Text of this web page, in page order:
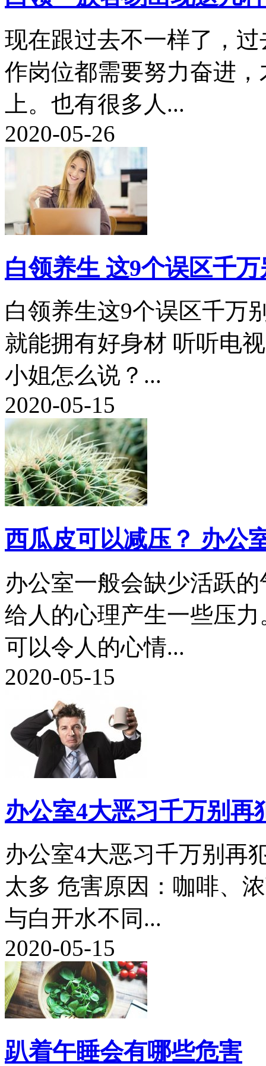
现在跟过去不一样了，
作岗位都需要努力奋进
上。也有很多人...
2020-05-26
白领养生 这9个误区千
白领养生这9个误区千万
就能拥有好身材 听听电
小姐怎么说？...
2020-05-15
西瓜皮可以减压？ 办公
办公室一般会缺少活跃
给人的心理产生一些压
可以令人的心情...
2020-05-15
办公室4大恶习千万别再
办公室4大恶习千万别再
太多 危害原因：咖啡、
与白开水不同...
2020-05-15
趴着午睡会有哪些危害